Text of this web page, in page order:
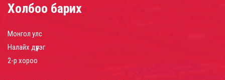
Холбоо барих
Монгол улс
Налайх дүүрэг
2-р хороо